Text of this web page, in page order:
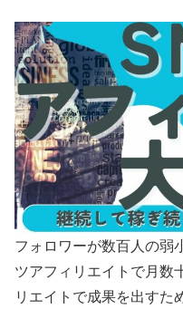
フォロワーが数百人の弱
ツアフィリエイトで月数
リエイトで成果を出すた